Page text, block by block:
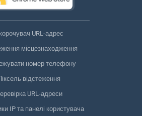
URL-адрес
місцезнаходження
номер телефону
відстеження
URL-адреси
IP та панелі користувача